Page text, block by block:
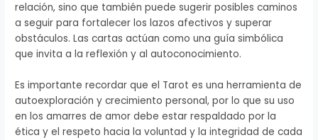
relación, sino que también puede sugerir posibles caminos
a seguir para fortalecer los lazos afectivos y superar
obstáculos. Las cartas actúan como una guía simbólica
que invita a la reflexión y al autoconocimiento.
Es importante recordar que el Tarot es una herramienta de
autoexploración y crecimiento personal, por lo que su uso
en los amarres de amor debe estar respaldado por la
ética y el respeto hacia la voluntad y la integridad de cada